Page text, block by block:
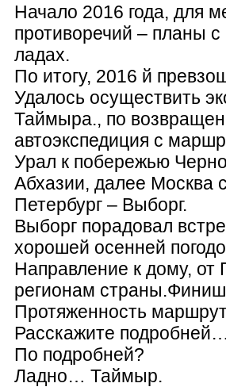
Начало 2016 года, для
противоречий – планы
ладах.
По итогу, 2016 й
Удалось осуществить
Таймыра., по
автоэкспедиция с
Урал к побережью
Абхазии, далее Москва
Петербург – Выборг.
Выборг порадовал
хорошей осенней
Направление к дому,
регионам
Протяженность
Расскажите
По подробней?
Ладно… Таймыр.